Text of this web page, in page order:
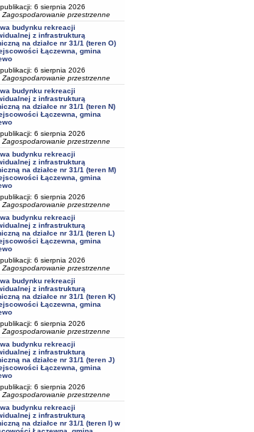
6 sierpnia 2026
Zagospodarowanie przestrzenne
budynku rekreacji
z infrastrukturą
na działce nr 31/1 (teren O)
Łączewna, gmina
6 sierpnia 2026
Zagospodarowanie przestrzenne
budynku rekreacji
z infrastrukturą
na działce nr 31/1 (teren N)
Łączewna, gmina
6 sierpnia 2026
Zagospodarowanie przestrzenne
budynku rekreacji
z infrastrukturą
na działce nr 31/1 (teren M)
Łączewna, gmina
6 sierpnia 2026
Zagospodarowanie przestrzenne
budynku rekreacji
z infrastrukturą
na działce nr 31/1 (teren L)
Łączewna, gmina
6 sierpnia 2026
Zagospodarowanie przestrzenne
budynku rekreacji
z infrastrukturą
na działce nr 31/1 (teren K)
Łączewna, gmina
6 sierpnia 2026
Zagospodarowanie przestrzenne
budynku rekreacji
z infrastrukturą
na działce nr 31/1 (teren J)
Łączewna, gmina
6 sierpnia 2026
Zagospodarowanie przestrzenne
budynku rekreacji
z infrastrukturą
na działce nr 31/1 (teren I) w